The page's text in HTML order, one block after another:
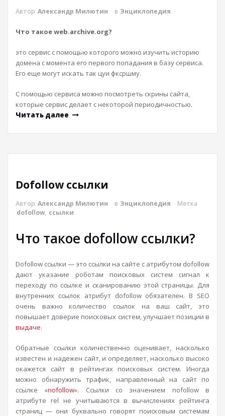
Автор Александр Милютин в Энциклопедия
Что такое web.archive.org?
это сервис с помощью которого можно изучить историю
домена с момента его первого попадания в базу сервиса.
Его еще могут искать так цуи фксршму.
С помощью сервиса можно посмотреть скрины сайта,
которые сервис делает с некоторой периодичностью.
Читать далее
Dofollow ссылки
Автор Александр Милютин в Энциклопедия
Метка
dofollow, ссылки
Что такое dofollow ссылки?
Dofollow ссылки — это ссылки на сайте с атрибутом dofollow
дают указание роботам поисковых систем сигнал к
переходу по ссылке и сканированию этой страницы. Для
внутренних ссылок атрибут dofollow обязателен. В SEO
очень важно количество ссылок на ваш сайт, это
повышает доверие поисковых систем, улучшает позиции в
выдаче.
Обратные ссылки количественно оценивает, насколько
известен и надежен сайт, и определяет, насколько высоко
окажется сайт в рейтингах поисковых систем. Иногда
можно обнаружить трафик, направленный на сайт по
ссылке «nofollow». Ссылки со значением nofollow в
атрибуте rel не учитываются в вычислениях рейтинга
страниц — они буквально говорят поисковым системам